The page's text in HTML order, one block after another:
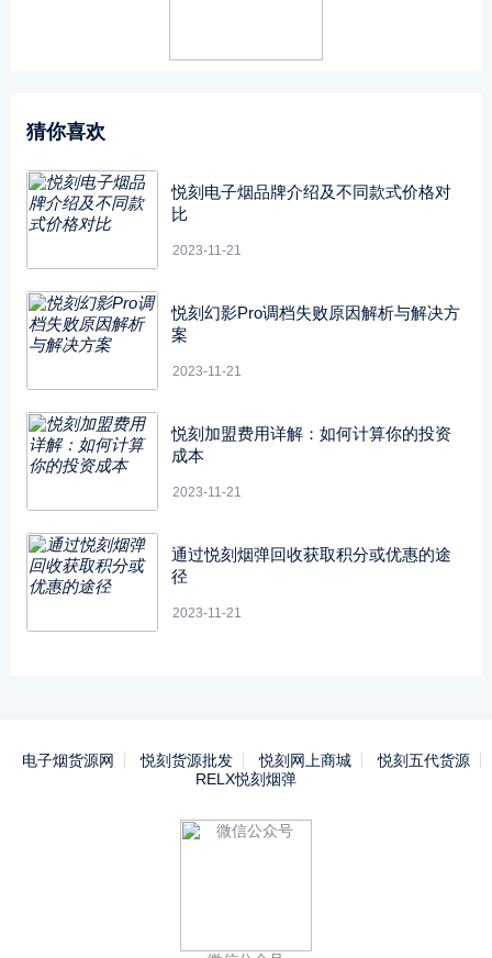
猜你喜欢
悦刻电子烟品牌介绍及不同款式价格对
比
2023-11-21
悦刻幻影Pro调档失败原因解析与解决方
案
2023-11-21
悦刻加盟费用详解：如何计算你的投资
成本
2023-11-21
通过悦刻烟弹回收获取积分或优惠的途
径
2023-11-21
电子烟货源网 悦刻货源批发 悦刻网上商城
悦刻五代货源
RELX悦刻烟弹